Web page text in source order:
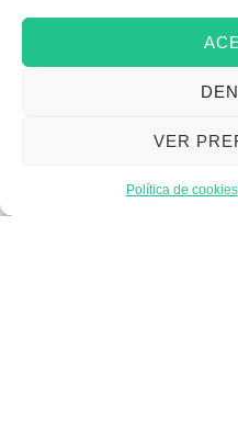
VER
Política de cookies